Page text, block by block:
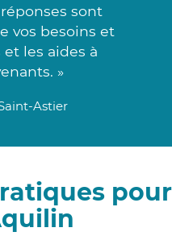
sont
vos besoins et
les aides à
»
Astier
pour